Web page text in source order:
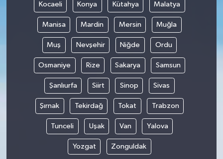
Kocaeli Konya Kütahya Malatya
Manisa Mardin Mersin Muğla
Muş Nevşehir Niğde Ordu
Osmaniye Rize Sakarya Samsun
Şanlıurfa Siirt Sinop Sivas
Şırnak Tekirdağ Tokat Trabzon
Tunceli Uşak Van Yalova
Yozgat Zonguldak